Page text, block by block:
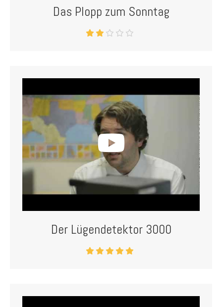
Das Plopp zum Sonntag
Der Lügendetektor 3000